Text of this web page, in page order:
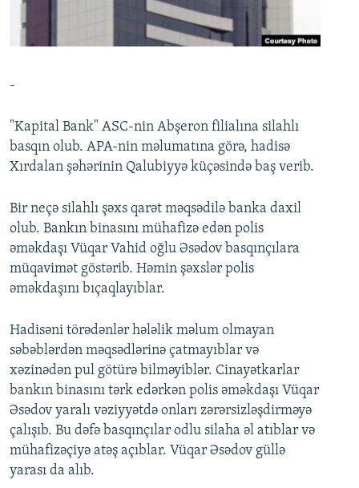
PEŞƏ ETIKASI VƏ JURNALISTIKA STANDARTLARIMIZ
XƏBƏR BÜLLETENLƏRIMIZ
BIZI IZLƏ
-
"Kapital Bank" ASC-nin Abşeron filialına silahlı
basqın olub. APA-nin məlumatına görə, hadisə
Xırdalan şəhərinin Qalubiyyə küçəsində baş verib.
Bir neçə silahlı şəxs qarət məqsədilə banka daxil
olub. Bankın binasını mühafizə edən polis
əməkdaşı Vüqar Vahid oğlu Əsədov basqınçılara
müqavimət göstərib. Həmin şəxslər polis
əməkdaşını bıçaqlayıblar.
Hadisəni törədənlər hələlik məlum olmayan
səbəblərdən məqsədlərinə çatmayıblar və
xəzinədən pul götürə bilməyiblər. Cinayətkarlar
bankın binasını tərk edərkən polis əməkdaşı Vüqar
Əsədov yaralı vəziyyətdə onları zərərsizləşdirməyə
çalışıb. Bu dəfə basqınçılar odlu silaha əl atıblar və
mühafizəçiyə atəş açıblar. Vüqar Əsədov güllə
yarası da alıb.